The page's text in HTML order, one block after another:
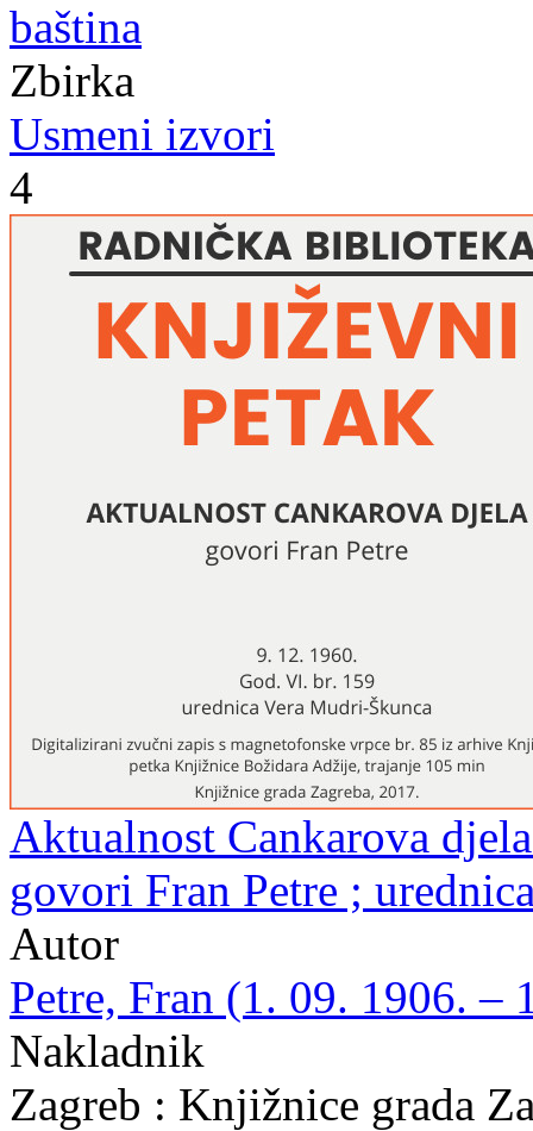
baština
Zbirka
Usmeni izvori
4
Aktualnost Cankarova
govori Fran Petre ;
Autor
Petre, Fran (1. 09. 1906. –
Nakladnik
Zagreb : Knjižnice grada